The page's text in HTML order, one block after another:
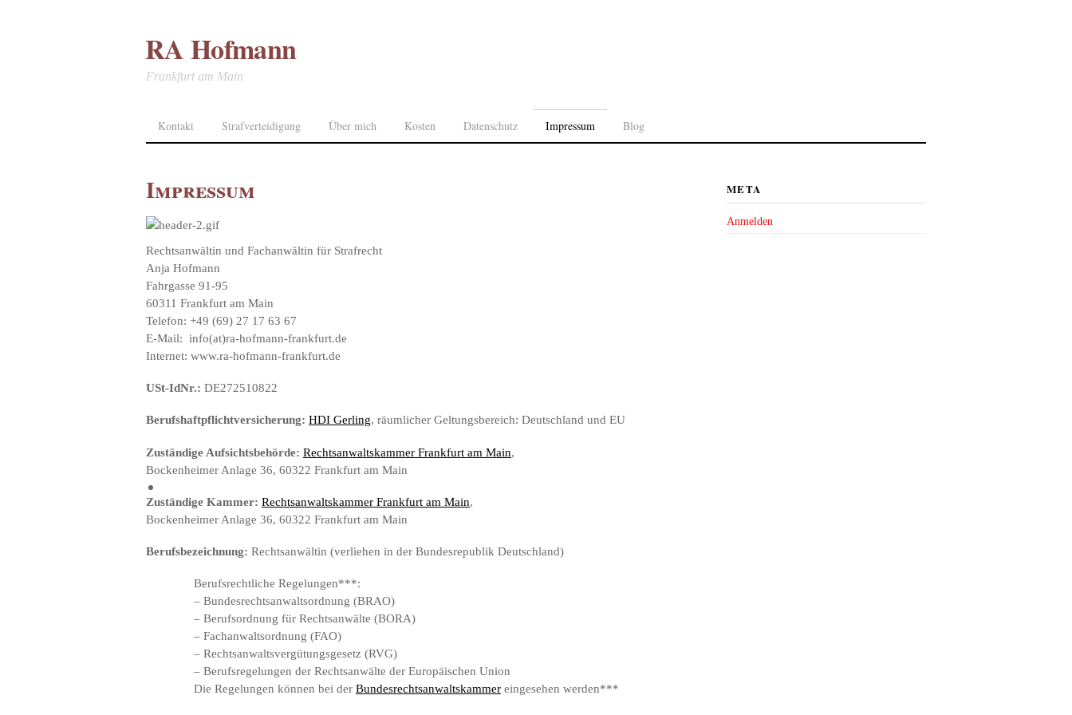
RA Hofmann
Frankfurt am Main
Kontakt Strafverteidigung Über mich Kosten Datenschutz Impressum Blog
Impressum
Rechtsanwältin und Fachanwältin für Strafrecht
Anja Hofmann
Fahrgasse 91-95
60311 Frankfurt am Main
Telefon: +49 (69) 27 17 63 67
E-Mail: info(at)ra-hofmann-frankfurt.de
Internet: www.ra-hofmann-frankfurt.de
USt-IdNr.: DE272510822
Berufshaftpflichtversicherung: HDI Gerling, räumlicher Geltungsbereich: Deutschland und EU
Zuständige Aufsichtsbehörde: Rechtsanwaltskammer Frankfurt am Main,
Bockenheimer Anlage 36, 60322 Frankfurt am Main
Zuständige Kammer: Rechtsanwaltskammer Frankfurt am Main,
Bockenheimer Anlage 36, 60322 Frankfurt am Main
Berufsbezeichnung: Rechtsanwältin (verliehen in der Bundesrepublik Deutschland)
Berufsrechtliche Regelungen***:
– Bundesrechtsanwaltsordnung (BRAO)
– Berufsordnung für Rechtsanwälte (BORA)
– Fachanwaltsordnung (FAO)
– Rechtsanwaltsvergütungsgesetz (RVG)
– Berufsregelungen der Rechtsanwälte der Europäischen Union
Die Regelungen können bei der Bundesrechtsanwaltskammer eingesehen werden***
META
Anmelden